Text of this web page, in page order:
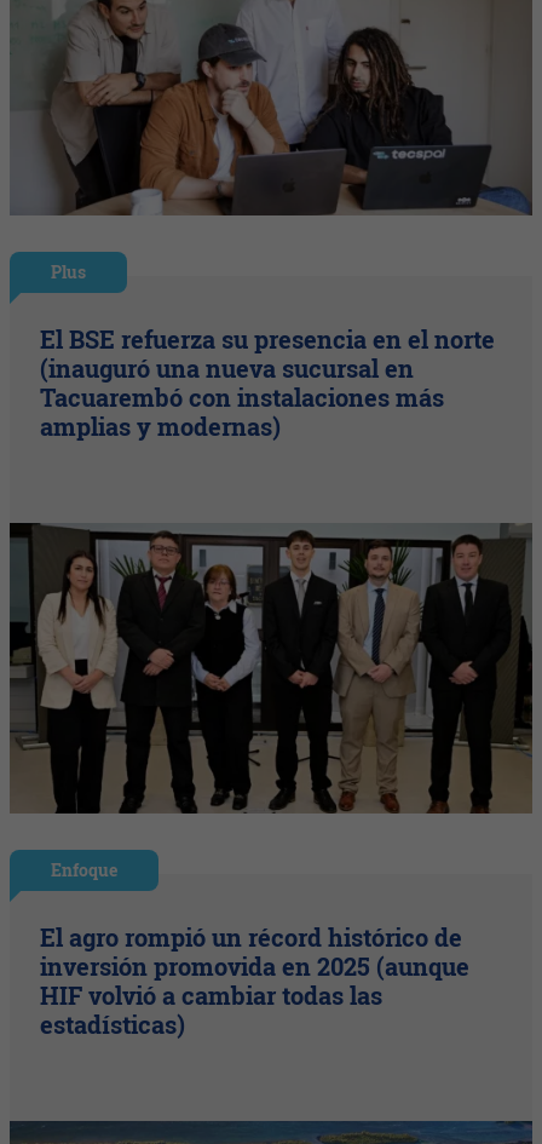
Plus
El BSE refuerza su presencia en el norte
(inauguró una nueva sucursal en
Tacuarembó con instalaciones más
amplias y modernas)
Enfoque
El agro rompió un récord histórico de
inversión promovida en 2025 (aunque
HIF volvió a cambiar todas las
estadísticas)